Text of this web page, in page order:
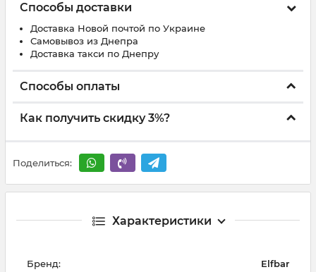
Способы доставки
Доставка Новой почтой по Украине
Самовывоз из Днепра
Доставка такси по Днепру
Способы оплаты
Как получить скидку 3%?
Поделиться:
Характеристики
Бренд: Elfbar